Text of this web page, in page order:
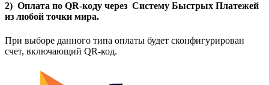
2) Оплата по QR-коду через Систему Быстрых Платежей
из любой точки мира.
При выборе данного типа оплаты будет сконфигурирован
счет, включающий QR-код.